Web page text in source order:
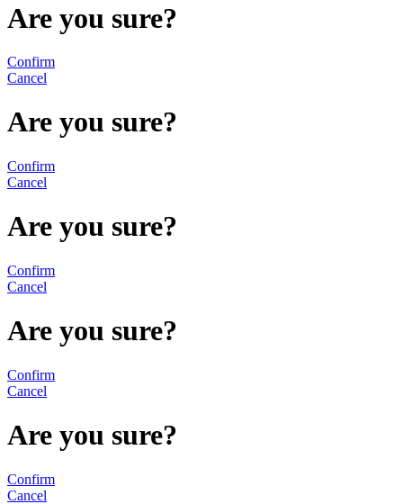
Are you sure?
Confirm
Cancel
Are you sure?
Confirm
Cancel
Are you sure?
Confirm
Cancel
Are you sure?
Confirm
Cancel
Are you sure?
Confirm
Cancel